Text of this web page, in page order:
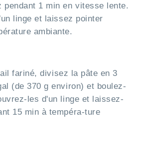
pendant 1 min en vitesse lente.
linge et laissez pointer
ambiante.
fariné, divisez la pâte en 3
(de 370 g environ) et boulez-
les d'un linge et laissez-
15 min à tempéra-ture